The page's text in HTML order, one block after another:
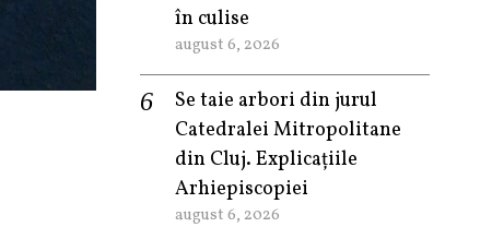
în culise
august 6, 2026
Se taie arbori din jurul
Catedralei Mitropolitane
din Cluj. Explicațiile
Arhiepiscopiei
august 6, 2026